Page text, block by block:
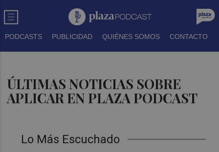
PODCASTS PUBLICIDAD QUIÉNES SOMOS CONTACTO
ÚLTIMAS NOTICIAS SOBRE
APLICAR EN PLAZA PODCAST
Lo Más Escuchado